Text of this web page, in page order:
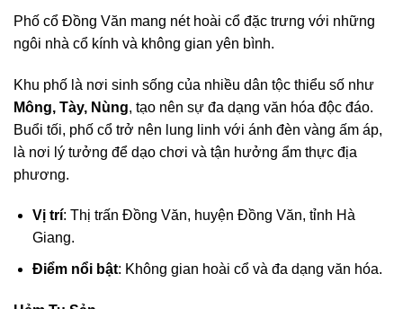
Phố cổ Đồng Văn mang nét hoài cổ đặc trưng với những
ngôi nhà cổ kính và không gian yên bình.
Khu phố là nơi sinh sống của nhiều dân tộc thiểu số như
Mông, Tày, Nùng, tạo nên sự đa dạng văn hóa độc đáo.
Buổi tối, phố cổ trở nên lung linh với ánh đèn vàng ấm áp,
là nơi lý tưởng để dạo chơi và tận hưởng ẩm thực địa
phương.
Vị trí: Thị trấn Đồng Văn, huyện Đồng Văn, tỉnh Hà
Giang.
Điểm nổi bật: Không gian hoài cổ và đa dạng văn hóa.